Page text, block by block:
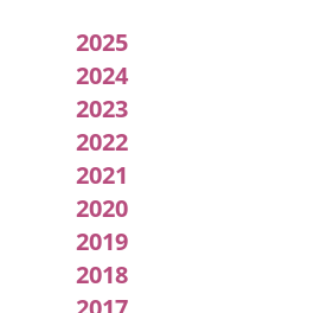
Acuerdos
adoptados
por
el
pleno
2025
2024
2023
2022
2021
2020
2019
2018